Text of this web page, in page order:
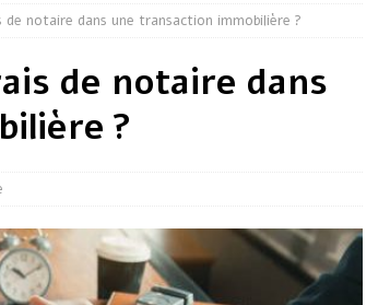
notaire dans une transaction immobilière ?
de notaire dans
?